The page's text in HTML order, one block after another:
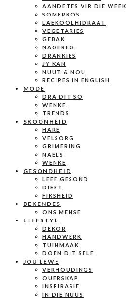
AANDETES VIR DIE WEEK
SOMERKOS
LAEKOOLHIDRAAT
VEGETARIES
GEBAK
NAGEREG
DRANKIES
JY KAN
NUUT & NOU
RECIPES IN ENGLISH
MODE
DRA DIT SO
WENKE
TRENDS
SKOONHEID
HARE
VELSORG
GRIMERING
NAELS
WENKE
GESONDHEID
LEEF GESOND
DIEET
FIKSHEID
BEKENDES
ONS MENSE
LEEFSTYL
DEKOR
HANDWERK
TUINMAAK
DOEN DIT SELF
JOU LEWE
VERHOUDINGS
OUERSKAP
INSPIRASIE
IN DIE NUUS